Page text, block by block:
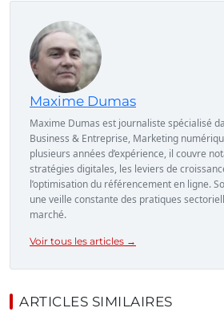
Maxime Dumas
Maxime Dumas est journaliste spécialisé
Business & Entreprise, Marketing
plusieurs années d’expérience, il couvre
stratégies digitales, les leviers de
l’optimisation du référencement en ligne.
une veille constante des pratiques
marché.
Voir tous les articles →
ARTICLES SIMILAIRES